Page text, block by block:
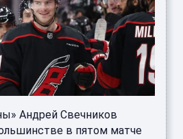
Андрей Свечников
в пятом матче